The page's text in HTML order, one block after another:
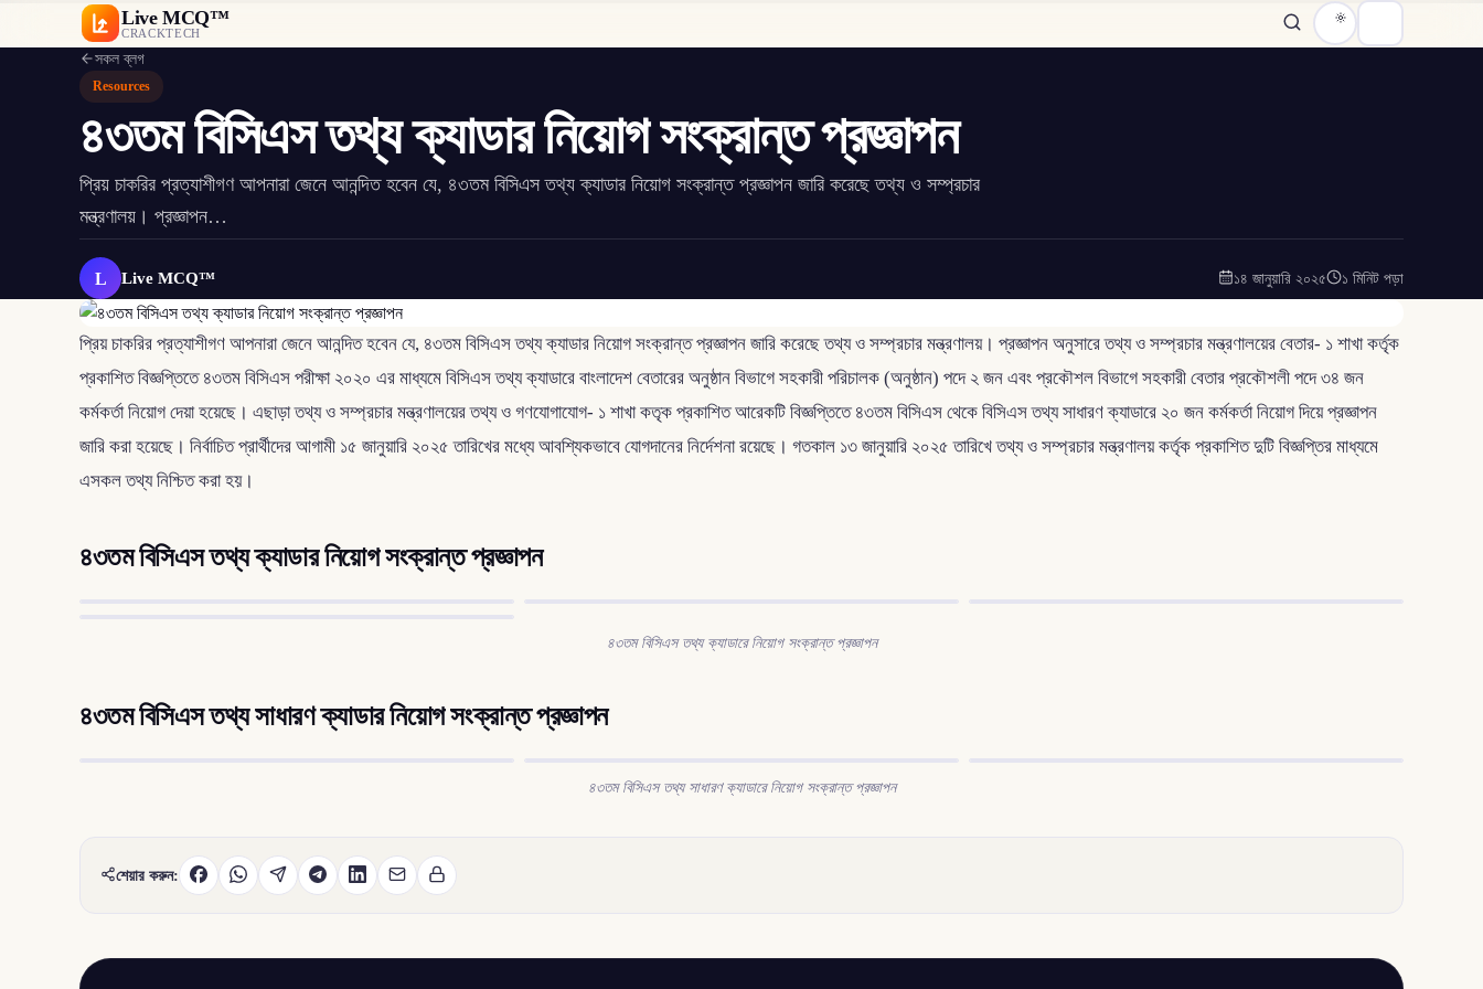
Live MCQ™
CRACKTECH
সকল ব্লগ
Resources
৪৩তম বিসিএস তথ্য ক্যাডার নিয়োগ সংক্রান্ত প্রজ্ঞাপন
প্রিয় চাকরির প্রত্যাশীগণ আপনারা জেনে আনন্দিত হবেন যে, ৪৩তম বিসিএস তথ্য ক্যাডার নিয়োগ সংক্রান্ত প্রজ্ঞাপন জারি করেছে তথ্য ও সম্প্রচার
মন্ত্রণালয়। প্রজ্ঞাপন…
L Live MCQ™ ১৪ জানুয়ারি ২০২৫ ১ মিনিট পড়া
প্রিয় চাকরির প্রত্যাশীগণ আপনারা জেনে আনন্দিত হবেন যে, ৪৩তম বিসিএস তথ্য ক্যাডার নিয়োগ সংক্রান্ত প্রজ্ঞাপন জারি করেছে তথ্য ও সম্প্রচার মন্ত্রণালয়। প্রজ্ঞাপন অনুসারে তথ্য ও সম্প্রচার মন্ত্রণালয়ের বেতার- ১ শাখা কর্তৃক
প্রকাশিত বিজ্ঞপ্তিতে ৪৩তম বিসিএস পরীক্ষা ২০২০ এর মাধ্যমে বিসিএস তথ্য ক্যাডারে বাংলাদেশ বেতারের অনুষ্ঠান বিভাগে সহকারী পরিচালক (অনুষ্ঠান) পদে ২ জন এবং প্রকৌশল বিভাগে সহকারী বেতার প্রকৌশলী পদে ৩৪ জন
কর্মকর্তা নিয়োগ দেয়া হয়েছে। এছাড়া তথ্য ও সম্প্রচার মন্ত্রণালয়ের তথ্য ও গণযোগাযোগ- ১ শাখা কতৃক প্রকাশিত আরেকটি বিজ্ঞপ্তিতে ৪৩তম বিসিএস থেকে বিসিএস তথ্য সাধারণ ক্যাডারে ২০ জন কর্মকর্তা নিয়োগ দিয়ে প্রজ্ঞাপন
জারি করা হয়েছে। নির্বাচিত প্রার্থীদের আগামী ১৫ জানুয়ারি ২০২৫ তারিখের মধ্যে আবশ্যিকভাবে যোগদানের নির্দেশনা রয়েছে। গতকাল ১৩ জানুয়ারি ২০২৫ তারিখে তথ্য ও সম্প্রচার মন্ত্রণালয় কর্তৃক প্রকাশিত দুটি বিজ্ঞপ্তির মাধ্যমে
এসকল তথ্য নিশ্চিত করা হয়।
৪৩তম বিসিএস তথ্য ক্যাডার নিয়োগ সংক্রান্ত প্রজ্ঞাপন
৪৩তম বিসিএস তথ্য ক্যাডারে নিয়োগ সংক্রান্ত প্রজ্ঞাপন
৪৩তম বিসিএস তথ্য সাধারণ ক্যাডার নিয়োগ সংক্রান্ত প্রজ্ঞাপন
৪৩তম বিসিএস তথ্য সাধারণ ক্যাডারে নিয়োগ সংক্রান্ত প্রজ্ঞাপন
শেয়ার করুন: